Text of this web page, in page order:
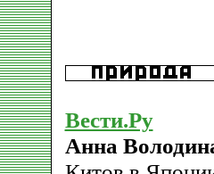
Вести.Ру
Анна